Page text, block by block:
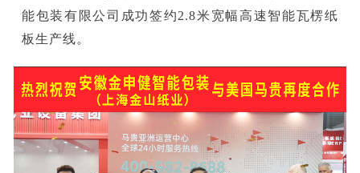
能包装有限公司成功签约2.8米宽幅高速智能瓦楞纸
板生产线。